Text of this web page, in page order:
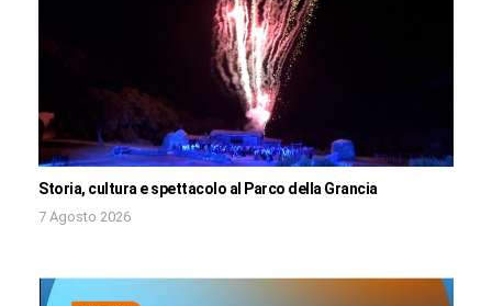
Storia, cultura e spettacolo al Parco della Grancia
7 Agosto 2026